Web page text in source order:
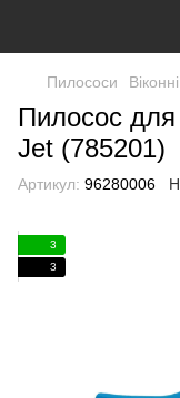
Пилососи
Пилосос для
Jet (785201)
Артикул: 96280006
3
3